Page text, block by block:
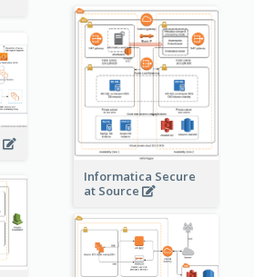
Informatica Secure
at Source